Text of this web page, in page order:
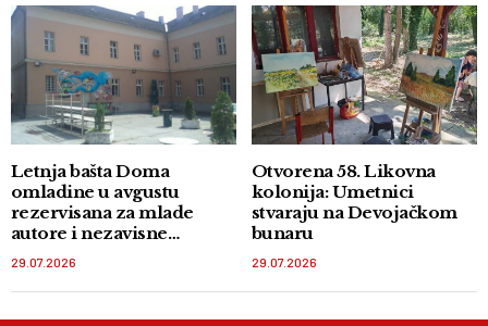
Letnja bašta Doma
omladine u avgustu
rezervisana za mlade
autore i nezavisne
izdavače
29.07.2026
Otvorena 58. Likovna
kolonija: Umetnici
stvaraju na Devojačkom
bunaru
29.07.2026